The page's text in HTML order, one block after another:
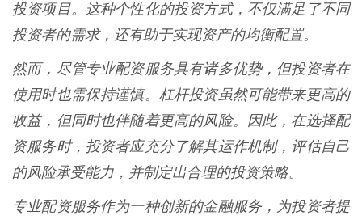
投资项目。这种个性化的投资方式，不仅满足了不同
投资者的需求，还有助于实现资产的均衡配置。
然而，尽管专业配资服务具有诸多优势，但投资者在
使用时也需保持谨慎。杠杆投资虽然可能带来更高的
收益，但同时也伴随着更高的风险。因此，在选择配
资服务时，投资者应充分了解其运作机制，评估自己
的风险承受能力，并制定出合理的投资策略。
专业配资服务作为一种创新的金融服务，为投资者提